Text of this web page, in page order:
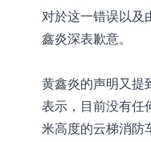
对於这一错误以及
鑫炎深表歉意。
黄鑫炎的声明又提
表示，目前没有任
米高度的云梯消防